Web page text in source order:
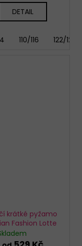
140 146/152
DETAIL
110/116 122/128
krátké pyžamo
Fashion Lotte